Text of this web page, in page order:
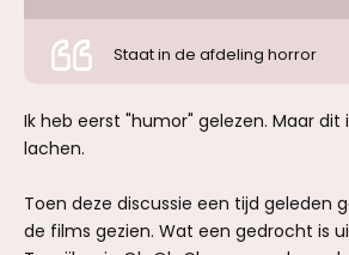
Staat in de afdeling horror
Ik heb eerst "humor" gelezen. Maar
lachen.
Toen deze discussie een tijd geleden
de films gezien. Wat een gedrocht is